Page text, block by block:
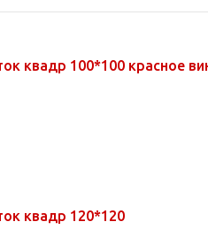
квадр 100*100 красное
квадр 120*120